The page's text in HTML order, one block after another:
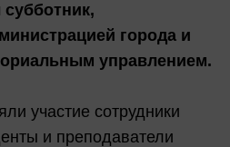
города и
управлением.
участие сотрудники
и преподаватели